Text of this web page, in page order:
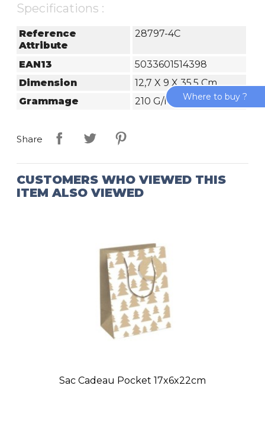
Specifications :
Reference
Attribute
28797-4C
EAN13
5033601514398
Dimension
12,7 X 9 X 35,5 Cm
Grammage
210 G/m²
Share
CUSTOMERS WHO VIEWED THIS
ITEM ALSO VIEWED
Sac Cadeau Pocket 17x6x22cm
Where to buy ?